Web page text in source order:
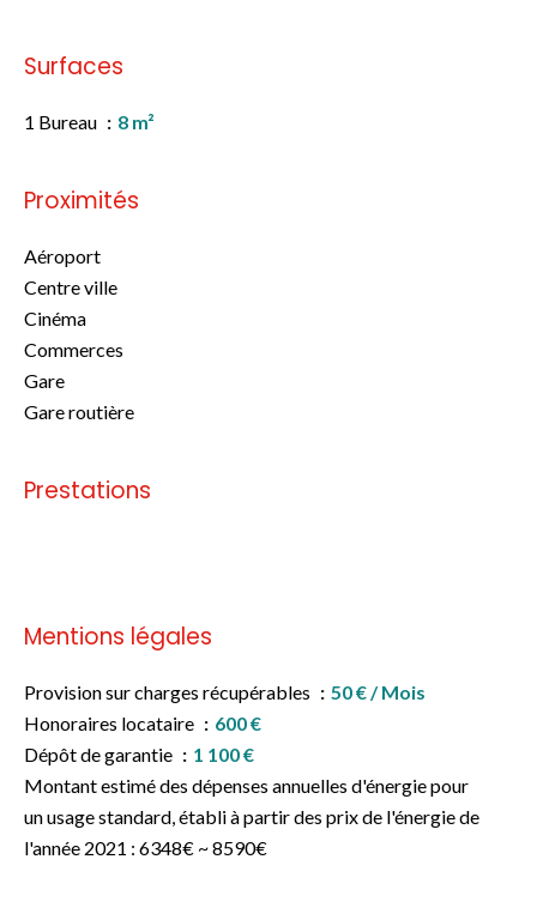
Surfaces
1 Bureau 8 m²
Proximités
Aéroport
Centre ville
Cinéma
Commerces
Gare
Gare routière
Prestations
Mentions légales
Provision sur charges récupérables
50 € / Mois
Honoraires locataire
600 €
Dépôt de garantie
1 100 €
Montant estimé des dépenses annuelles d'énergie pour
un usage standard, établi à partir des prix de l'énergie de
l'année 2021 : 6348€ ~ 8590€